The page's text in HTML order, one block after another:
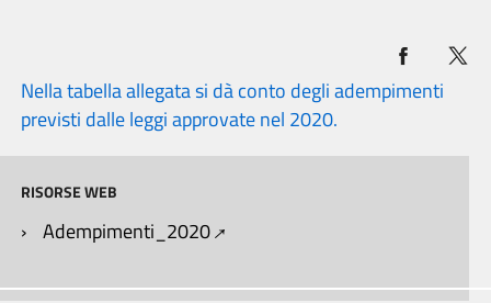
Nella tabella allegata si dà conto degli adempimenti
previsti dalle leggi approvate nel 2020.
RISORSE WEB
Adempimenti_2020